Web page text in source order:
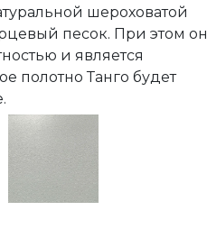
шероховатой
песок. При этом он
и является
полотно Танго будет